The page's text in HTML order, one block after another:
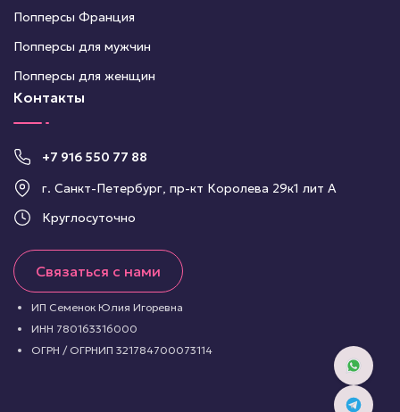
Попперсы Франция
Попперсы для мужчин
Попперсы для женщин
Контакты
+7 916 550 77 88
г. Санкт-Петербург, пр-кт Королева 29к1 лит А
Круглосуточно
Связаться с нами
ИП Семенок Юлия Игоревна
ИНН 780163316000
ОГРН / ОГРНИП 321784700073114